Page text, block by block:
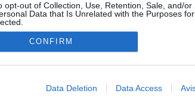
opt-out of Collection, Use, Retention, Sale, and/or
Data that Is Unrelated with the Purposes
CONFIRM
Data Deletion Data Access